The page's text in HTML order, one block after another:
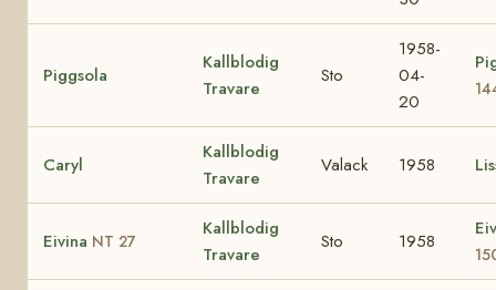
Piggsola
Kallblodig
Travare
Sto
1958-
04-
20
Caryl
Kallblodig
Travare
Valack 1958
Eivina NT 27
Kallblodig
Travare
Sto 1958